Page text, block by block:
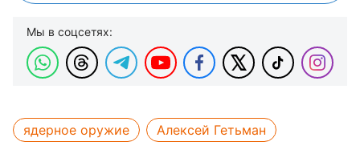
Мы в соцсетях:
ядерное оружие Алексей Гетьман